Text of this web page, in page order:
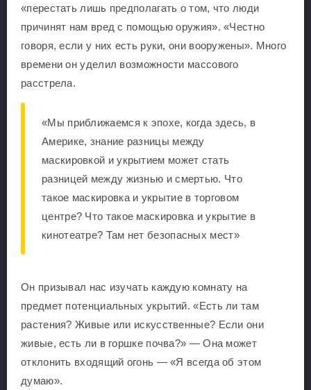
«перестать лишь предполагать о том, что люди
причинят нам вред с помощью оружия». «Честно
говоря, если у них есть руки, они вооружены». Много
времени он уделил возможности массового
расстрела.
«Мы приближаемся к эпохе, когда здесь, в
Америке, знание разницы между
маскировкой и укрытием может стать
разницей между жизнью и смертью. Что
такое маскировка и укрытие в торговом
центре? Что такое маскировка и укрытие в
кинотеатре? Там нет безопасных мест»
Он призывал нас изучать каждую комнату на
предмет потенциальных укрытий. «Есть ли там
растения? Живые или искусственные? Если они
живые, есть ли в горшке почва?» — Она может
отклонить входящий огонь — «Я всегда об этом
думаю».